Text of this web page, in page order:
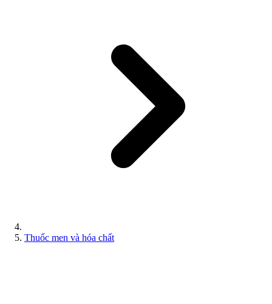
Thuốc men và hóa chất